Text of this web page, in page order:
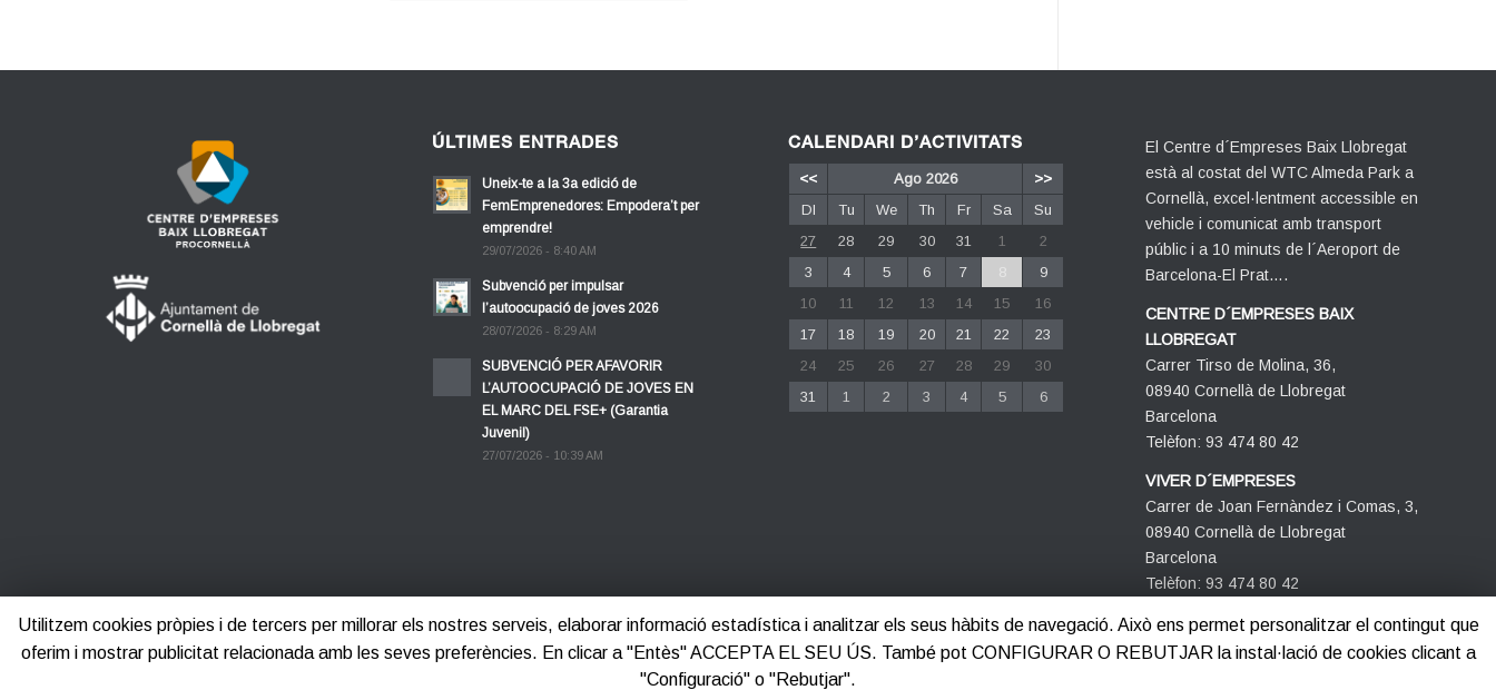
ÚLTIMES ENTRADES
Uneix-te a la 3a edició de
FemEmprenedores: Empodera’t per
emprendre!
29/07/2026 - 8:40 AM
Subvenció per impulsar
l’autoocupació de joves 2026
28/07/2026 - 8:29 AM
SUBVENCIÓ PER AFAVORIR
L’AUTOOCUPACIÓ DE JOVES EN
EL MARC DEL FSE+ (Garantia
Juvenil)
27/07/2026 - 10:39 AM
CALENDARI D’ACTIVITATS
<< Ago 2026
>>
Dl
Tu We Th Fr Sa
Su
27
28 29 30 31 1
2
3
4 5 6 7 8
9
10
11 12 13 14 15
16
17
18 19 20 21 22
23
24
25 26 27 28 29
30
31
1 2 3 4 5 6
El Centre d´Empreses Baix Llobregat
està al costat del WTC Almeda Park a
Cornellà, excel·lentment accessible en
vehicle i comunicat amb transport
públic i a 10 minuts de l´Aeroport de
Barcelona-El Prat….
CENTRE D´EMPRESES BAIX
LLOBREGAT
Carrer Tirso de Molina, 36,
08940 Cornellà de Llobregat
Barcelona
Telèfon: 93 474 80 42
VIVER D´EMPRESES
Carrer de Joan Fernàndez i Comas, 3,
08940 Cornellà de Llobregat
Barcelona
Telèfon: 93 474 80 42
Utilitzem cookies pròpies i de tercers per millorar els nostres serveis, elaborar informació estadística i analitzar els seus hàbits de navegació. Això ens permet personalitzar el contingut que
oferim i mostrar publicitat relacionada amb les seves preferències. En clicar a "Entès" ACCEPTA EL SEU ÚS. També pot CONFIGURAR O REBUTJAR la instal·lació de cookies clicant a
"Configuració" o "Rebutjar".